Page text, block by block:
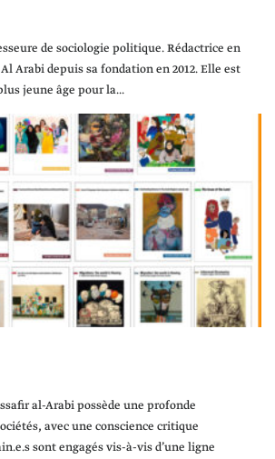
de sociologie politique. Rédactrice en
Arabi depuis sa fondation en 2012. Elle est
jeune âge pour la...
al-Arabi possède une profonde
avec une conscience critique
sont engagés vis-à-vis d’une ligne